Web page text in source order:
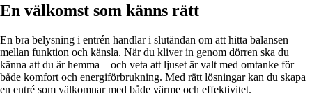
En välkomst som känns rätt
En bra belysning i entrén handlar i slutändan om att hitta balansen
mellan funktion och känsla. När du kliver in genom dörren ska du
känna att du är hemma – och veta att ljuset är valt med omtanke för
både komfort och energiförbrukning. Med rätt lösningar kan du skapa
en entré som välkomnar med både värme och effektivitet.